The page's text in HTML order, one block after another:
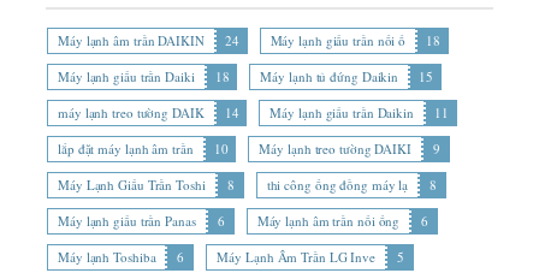
Máy lạnh âm trần DAIKIN 24 Máy lạnh giấu trần nối ố
18
Máy lạnh giấu trần Daiki
18 Máy lạnh tủ đứng Daikin
15
máy lạnh treo tường DAIK
14 Máy lạnh giấu trần Daikin
11
lắp đặt máy lạnh âm trần
10 Máy lạnh treo tường DAIKI
9
Máy Lạnh Giấu Trần Toshi
8 thi công ống đồng máy lạ
8
Máy lạnh giấu trần Panas
6 Máy lạnh âm trần nối ống
6
Máy lạnh Toshiba
6 Máy Lạnh Âm Trần LG Inve
5